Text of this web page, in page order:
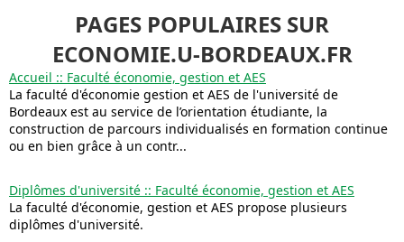
PAGES POPULAIRES SUR
ECONOMIE.U-BORDEAUX.FR
Accueil :: Faculté économie, gestion et AES
La faculté d'économie gestion et AES de l'université de
Bordeaux est au service de l’orientation étudiante, la
construction de parcours individualisés en formation continue
ou en bien grâce à un contr...
Diplômes d'université :: Faculté économie, gestion et AES
La faculté d'économie, gestion et AES propose plusieurs
diplômes d'université.